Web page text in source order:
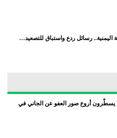
اليمنية.. رسائل ردع واستباق للتصعيد…
يسطّرون أروع صور العفو عن الجاني في